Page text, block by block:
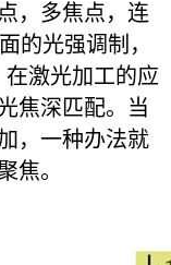
，多焦点，连
的光强调制，
在激光加工的应
焦深匹配。当
，一种办法就
焦。